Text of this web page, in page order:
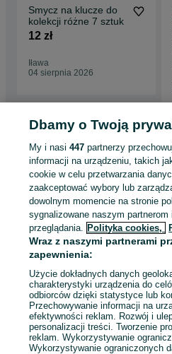
Smycz na klucze do
kolekcji różne 7 sztuk
12 zł
Iława
04 sierpnia 2026
Produkty rękodzielnicze - Warmińsko-
Iława
KATEGORIA
ID:896312122
Dbamy o Twoją
My i nasi447 partnerzy
informacji na urządzeniu, takich
cookie w celu przetwarzania
zaakceptować wybory lub
dowolnym momencie na stronie
sygnalizowane naszym partnerom
przeglądania. Polityka cookies,
Wraz z naszymi partnerami
zapewnienia:
Użycie dokładnych danych
charakterystyki urządzenia do
odbiorców dzięki statystyce lub
Przechowywanie informacji na
efektywności reklam. Rozwój i
personalizacji treści. Tworzenie
reklam. Wykorzystywanie
Wykorzystywanie ograniczonych